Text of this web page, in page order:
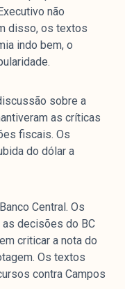
não
disso, os textos
indo bem, o
sobre a
as críticas
fiscais. Os
do dólar a
Central. Os
decisões do BC
criticar a nota do
Os textos
contra Campos